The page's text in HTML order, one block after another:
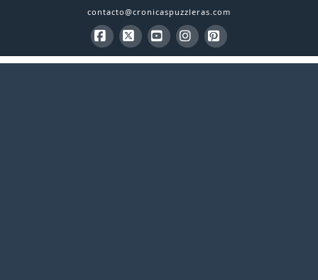
contacto@cronicaspuzzleras.com
Facebook
X YouTubeInstagram
Pinterest